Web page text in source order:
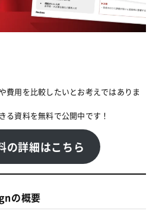
費用を比較したいとお考えではありま
る資料を無料で公開中です！
の詳細はこちら
の概要